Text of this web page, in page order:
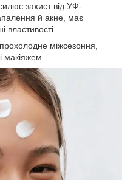
захист від УФ-
й акне, має
властивості.
міжсезоння,
макіяжем.